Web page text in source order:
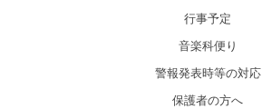
行事予定
音楽科便り
警報発表時等の対応
保護者の方へ